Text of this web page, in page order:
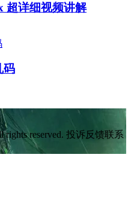
超详细视频讲解
码
rights reserved. 投诉反馈联系